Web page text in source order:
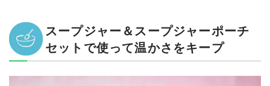
スープジャー＆スープジャーポーチ
セットで使って温かさをキープ